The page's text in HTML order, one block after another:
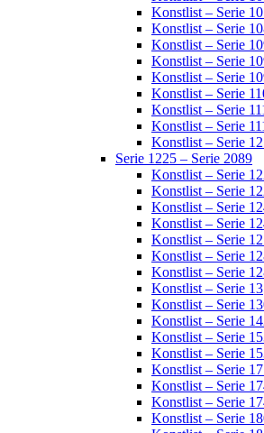
Konstlist – Serie
Konstlist – Serie
Konstlist – Serie
Konstlist – Serie
Konstlist – Serie
Konstlist – Serie
Konstlist – Serie
Konstlist – Serie
Konstlist – Serie
Serie 1225 – Serie 2089
Konstlist – Serie
Konstlist – Serie
Konstlist – Serie
Konstlist – Serie
Konstlist – Serie
Konstlist – Serie
Konstlist – Serie
Konstlist – Serie 13
Konstlist – Serie
Konstlist – Serie
Konstlist – Serie
Konstlist – Serie
Konstlist – Serie
Konstlist – Serie
Konstlist – Serie
Konstlist – Serie